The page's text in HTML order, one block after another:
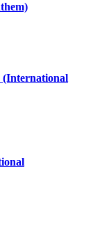
(International